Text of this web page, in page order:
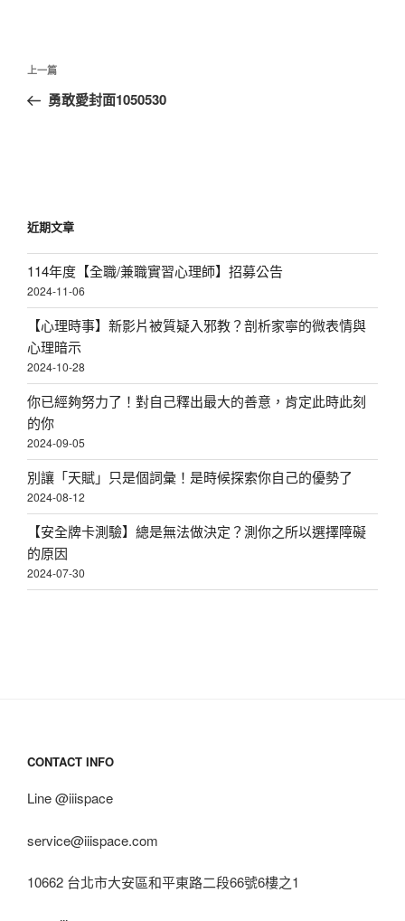
文
導
上
一
上一篇
勇敢愛封面1050530
近期文章
114年度【全職/兼職實習心理師】招募公告
2024-11-06
【心理時事】新影片被質疑入邪教？剖析家寧的微表情與
心理暗示
2024-10-28
你已經夠努力了！對自己釋出最大的善意，肯定此時此刻
的你
2024-09-05
別讓「天賦」只是個詞彙！是時候探索你自己的優勢了
2024-08-12
【安全牌卡測驗】總是無法做決定？測你之所以選擇障礙
的原因
2024-07-30
CONTACT INFO
Line @iiispace
service@iiispace.com
10662 台北市大安區和平東路二段66號6樓之1